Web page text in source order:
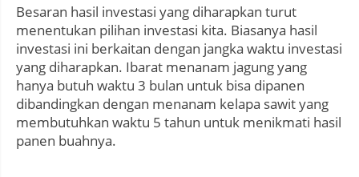
Besaran hasil investasi yang diharapkan turut
menentukan pilihan investasi kita. Biasanya hasil
investasi ini berkaitan dengan jangka waktu investasi
yang diharapkan. Ibarat menanam jagung yang
hanya butuh waktu 3 bulan untuk bisa dipanen
dibandingkan dengan menanam kelapa sawit yang
membutuhkan waktu 5 tahun untuk menikmati hasil
panen buahnya.